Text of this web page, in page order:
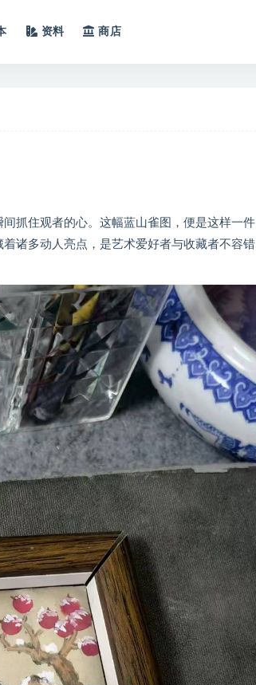
资料 商店
抓住观者的心。这幅蓝山雀图，便是这样一件
诸多动人亮点，是艺术爱好者与收藏者不容错